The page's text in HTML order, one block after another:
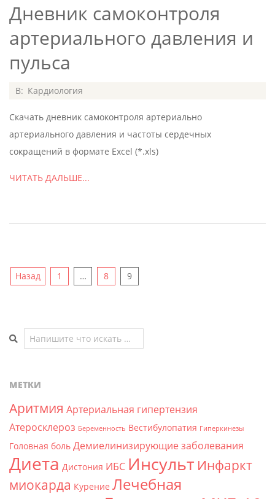
Дневник самоконтроля
артериального давления и
пульса
2015-
02
В: Кардиология
Скачать дневник самоконтроля артериально
артериального давления и частоты сердечных
сокращений в формате Excel (*.xls)
ЧИТАТЬ ДАЛЬШЕ...
Пагинация
Назад 1 … 8 9
Поиск
МЕТКИ
Аритмия Артериальная гипертензия
Атеросклероз Беременность Вестибулопатия Гиперкинезы
Головная боль Демиелинизирующие заболевания
Диета Дистония ИБС Инсульт Инфаркт
миокарда Курение Лечебная